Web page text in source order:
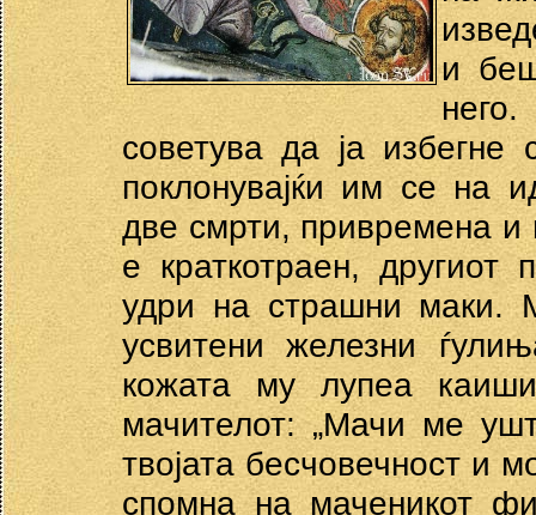
и
советува да ја
поклонувајќи им се на
две смрти, привремена
е краткотраен, другиот
удри на страшни маки.
усвитени железни
кожата му лупеа
мачителот: „Мачи ме
твојата бесчовечност и
спомна на маченикот